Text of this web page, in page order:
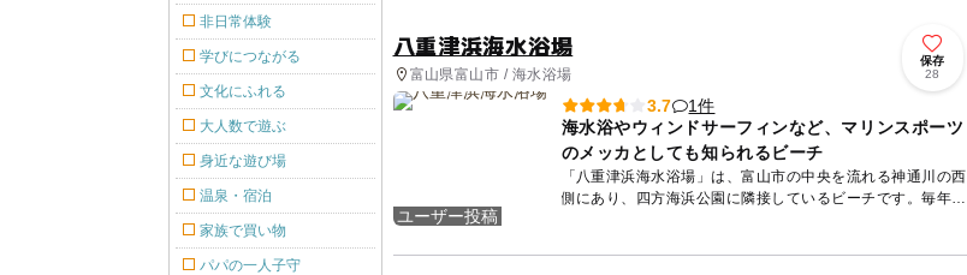
八重津浜海水浴場
富山県富山市 / 海水浴場
保存
28
ユーザー投稿
3.7
1件
海水浴やウィンドサーフィンなど、マリンスポーツ
のメッカとしても知られるビーチ
「八重津浜海水浴場」は、富山市の中央を流れる神通川の西
側にあり、四方海浜公園に隣接しているビーチです。毎年海
非日常体験
学びにつながる
文化にふれる
大人数で遊ぶ
身近な遊び場
温泉・宿泊
家族で買い物
パパの一人子守